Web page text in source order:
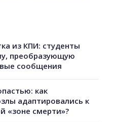
из КПИ: студенты
преобразующую
сообщения
как
адаптировались к
«зоне смерти»?